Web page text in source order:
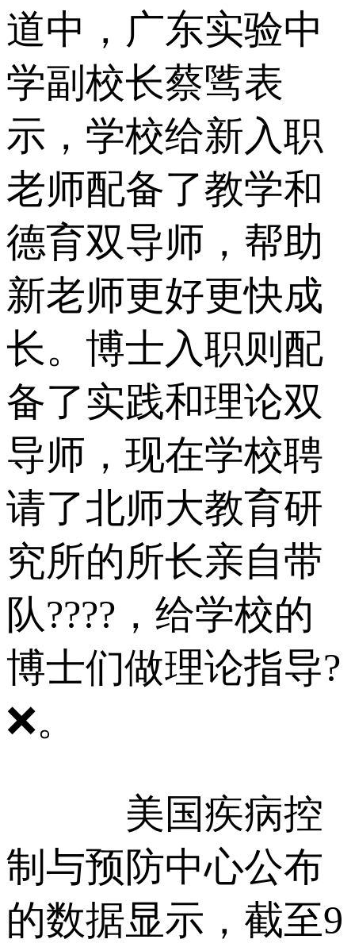
道中，广东实验中
学副校长蔡骘表
示，学校给新入职
老师配备了教学和
德育双导师，帮助
新老师更好更快成
长。博士入职则配
备了实践和理论双
导师，现在学校聘
请了北师大教育研
究所的所长亲自带
队????，给学校的
博士们做理论指导?
❌。
美国疾病控
制与预防中心公布
的数据显示，截至9